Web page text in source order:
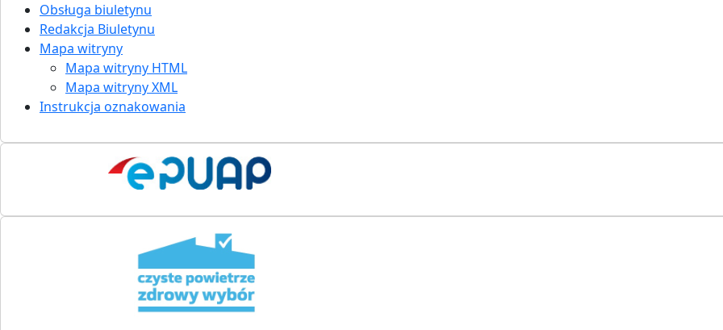
Obsługa biuletynu
Redakcja Biuletynu
Mapa witryny
Mapa witryny HTML
Mapa witryny XML
Instrukcja oznakowania